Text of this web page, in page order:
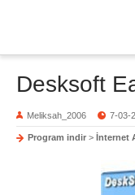
Desksoft
Meliksah_2006 7-03-
Program indir > İnternet